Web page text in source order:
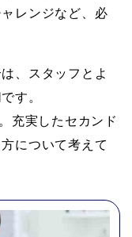
レンジなど、必
、スタッフとよ
す。
充実したセカンド
について考えて